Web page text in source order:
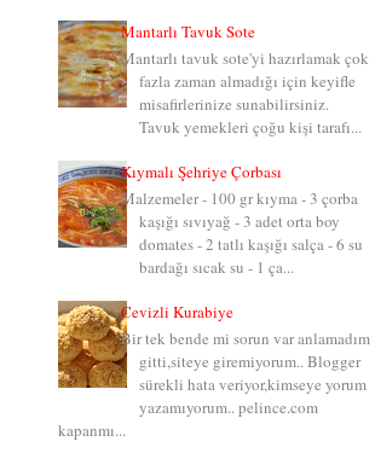
Mantarlı Tavuk Sote
Mantarlı tavuk sote'yi hazırlamak çok
fazla zaman almadığı için keyifle
misafirlerinize sunabilirsiniz.
Tavuk yemekleri çoğu kişi tarafı...
Kıymalı Şehriye Çorbası
Malzemeler - 100 gr kıyma - 3 çorba
kaşığı sıvıyağ - 3 adet orta boy
domates - 2 tatlı kaşığı salça - 6 su
bardağı sıcak su - 1 ça...
Cevizli Kurabiye
Bir tek bende mi sorun var anlamadım
gitti,siteye giremiyorum.. Blogger
sürekli hata veriyor,kimseye yorum
yazamıyorum.. pelince.com
kapanmı...